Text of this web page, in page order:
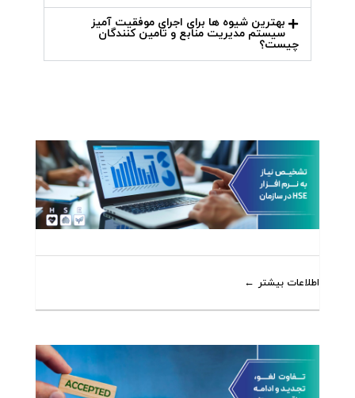
بهترین شیوه ها برای اجرای موفقیت آمیز
سیستم مدیریت منابع و تامین کنندگان
چیست؟
اطلاعات بیشتر